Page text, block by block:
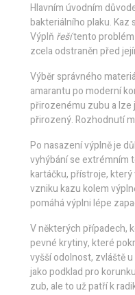
Hlavním úvodním
bakteriálního plaku. Kaz
Výplň řešítento problém
zcela odstraněn před
Výběr správného
amarantu po moderní
přirozenému zubu a lze
přirozený. Rozhodnutí
Po nasazení výplně je
vyhýbání se extrémním
kartáčku,přístroje, který
vzniku kazu kolem
pomáhá výplni lépe
V některých případech,
pevné krytiny, které
vyšší odolnost, zvláště
jako podklad pro
zub, ale to už patří k